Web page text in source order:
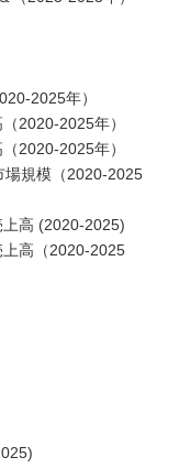
2025年）
2020-2025年）
2020-2025年）
場規模（2020-2025
高 (2020-2025)
高（2020-2025